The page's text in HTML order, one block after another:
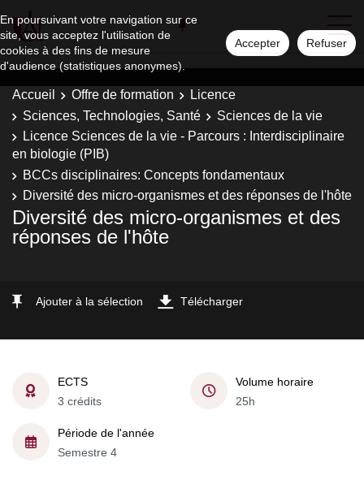
En poursuivant votre navigation sur ce
site, vous acceptez l'utilisation de
cookies à des fins de mesure
d'audience (statistiques anonymes).
Accepter Refuser
Accueil Offre de formation
Licence
Sciences, Technologies, Santé
Sciences de la vie
Licence Sciences de la vie - Parcours : Interdisciplinaire
en biologie (PIB)
BCCs disciplinaires: Concepts fondamentaux
Diversité des micro-organismes et des réponses de l'hôte
Diversité des micro-organismes et des
réponses de l'hôte
Ajouter à la sélection Télécharger
ECTS
3 crédits
Volume horaire
25h
Période de l'année
Semestre 4